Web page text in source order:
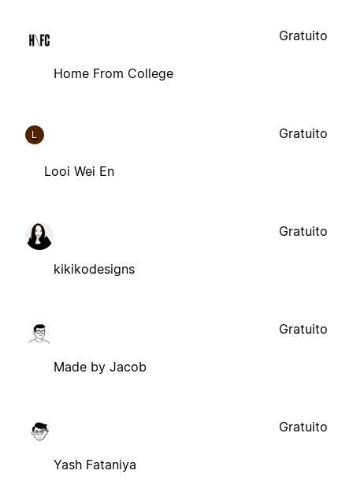
Home From College
Gratuito
L
Looi Wei En
Gratuito
kikikodesigns
Gratuito
Made by Jacob
Gratuito
Yash Fataniya
Gratuito